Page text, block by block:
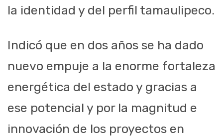
la identidad y del perfil tamaulipeco.
Indicó que en dos años se ha dado
nuevo empuje a la enorme fortaleza
energética del estado y gracias a
ese potencial y por la magnitud e
innovación de los proyectos en